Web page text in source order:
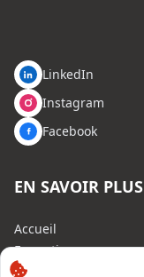
LinkedIn
Instagram
Facebook
EN SAVOIR PLUS
Accueil
Formations
Nous rejoindre